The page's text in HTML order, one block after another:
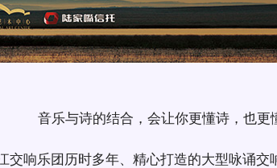
音乐与诗的结合，会让你更懂诗，也更
交响乐团历时多年、精心打造的大型咏诵